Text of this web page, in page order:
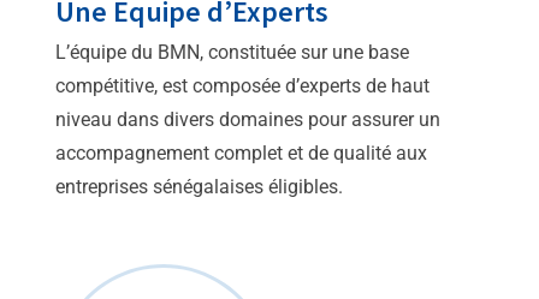
Une Equipe d’Experts
L’équipe du BMN, constituée sur une base
compétitive, est composée d’experts de haut
niveau dans divers domaines pour assurer un
accompagnement complet et de qualité aux
entreprises sénégalaises éligibles.